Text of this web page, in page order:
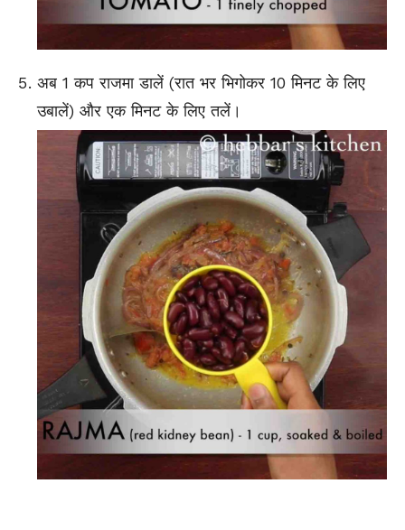
अब 1 कप राजमा डालें (रात भर भिगोकर 10 मिनट के लिए
उबालें) और एक मिनट के लिए तलें।